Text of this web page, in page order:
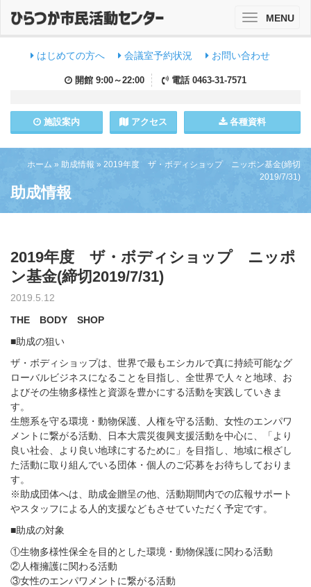
はじめての方へ 会議室予約状況 お問い合わせ
開館 9:00～22:00 電話 0463-31-7571
施設案内 アクセス 各種資料
ToggleMENU
ホーム » 助成情報 » 2019年度 ザ・ボディショップ ニッポン基金(締切
2019/7/31)
助成情報
2019年度 ザ・ボディショップ ニッポ
ン基金(締切2019/7/31)
2019.5.12
THE BODY SHOP
■助成の狙い
ザ・ボディショップは、世界で最もエシカルで真に持続可能なグ
ローバルビジネスになることを目指し、全世界で人々と地球、お
よびその生物多様性と資源を豊かにする活動を実践していきま
す。
生態系を守る環境・動物保護、人権を守る活動、女性のエンパワ
メントに繋がる活動、日本大震災復興支援活動を中心に、「より
良い社会、より良い地球にするために」を目指し、地域に根ざし
た活動に取り組んでいる団体・個人のご応募をお待ちしておりま
す。
※助成団体へは、助成金贈呈の他、活動期間内での広報サポート
やスタッフによる人的支援などもさせていただく予定です。
■助成の対象
①生物多様性保全を目的とした環境・動物保護に関わる活動
②人権擁護に関わる活動
③女性のエンパワメントに繋がる活動